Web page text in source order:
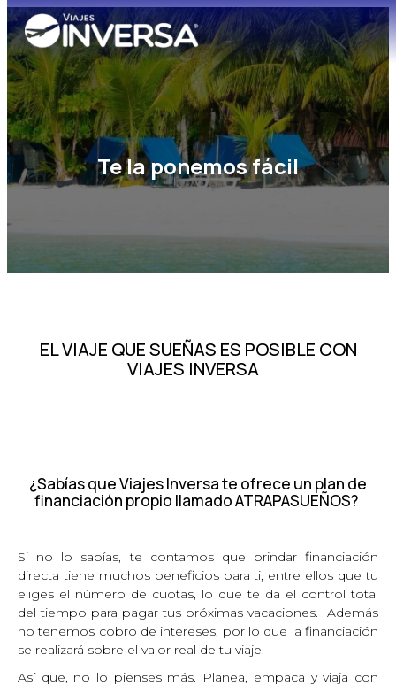
Te la ponemos fácil
EL VIAJE QUE SUEÑAS ES POSIBLE CON
VIAJES INVERSA
¿Sabías que Viajes Inversa te ofrece un plan de
financiación propio llamado ATRAPASUEÑOS?
Si no lo sabías, te contamos que brindar financiación
directa tiene muchos beneficios para ti, entre ellos que tu
eliges el número de cuotas, lo que te da el control total
del tiempo para pagar tus próximas vacaciones. Además
no tenemos cobro de intereses, por lo que la financiación
se realizará sobre el valor real de tu viaje.
Así que, no lo pienses más. Planea, empaca y viaja con